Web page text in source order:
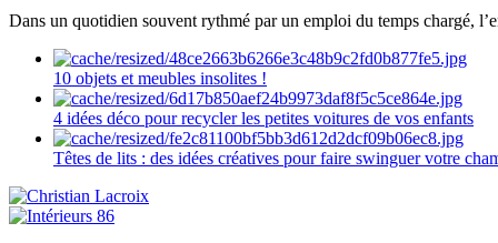
Dans un quotidien souvent rythmé par un emploi du temps chargé,
10 objets et meubles insolites !
4 idées déco pour recycler les petites voitures de vos enfants
Têtes de lits : des idées créatives pour faire swinguer votre